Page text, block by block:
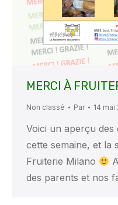
MERCI À
Non classé Par 14 mai
Voici un aperçu des
cette semaine, et la
Fruiterie Milano
des parents et nos